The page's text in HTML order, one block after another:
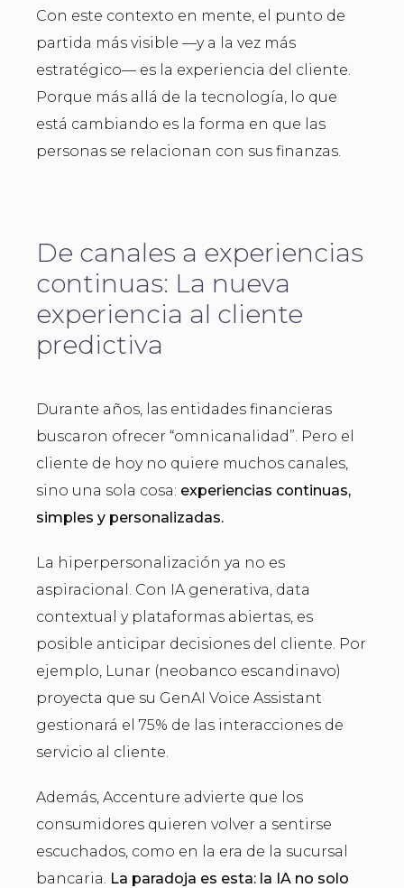
Con este contexto en mente, el punto de
partida más visible —y a la vez más
estratégico— es la experiencia del cliente.
Porque más allá de la tecnología, lo que
está cambiando es la forma en que las
personas se relacionan con sus finanzas.
De canales a experiencias
continuas: La nueva
experiencia al cliente
predictiva
Durante años, las entidades financieras
buscaron ofrecer “omnicanalidad”. Pero el
cliente de hoy no quiere muchos canales,
sino una sola cosa: experiencias continuas,
simples y personalizadas.
La hiperpersonalización ya no es
aspiracional. Con IA generativa, data
contextual y plataformas abiertas, es
posible anticipar decisiones del cliente. Por
ejemplo, Lunar (neobanco escandinavo)
proyecta que su GenAI Voice Assistant
gestionará el 75% de las interacciones de
servicio al cliente.
Además, Accenture advierte que los
consumidores quieren volver a sentirse
escuchados, como en la era de la sucursal
bancaria. La paradoja es esta: la IA no solo